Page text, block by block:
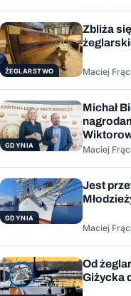
ŻEGLARSTWO
Zbliża
Maciej
GDYNIA
Michał
Maciej
GDYNIA
Jest
Maciej
Od
Giżycka